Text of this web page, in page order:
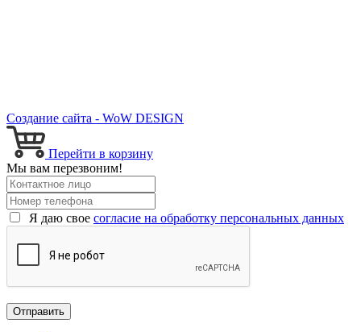
Создание сайта - WoW DESIGN
Перейти в корзину
Мы вам перезвоним!
Я даю свое согласие на обработку персональных данных